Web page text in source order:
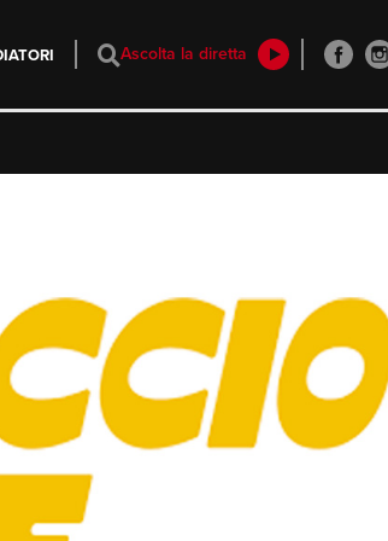
Ascolta la diretta